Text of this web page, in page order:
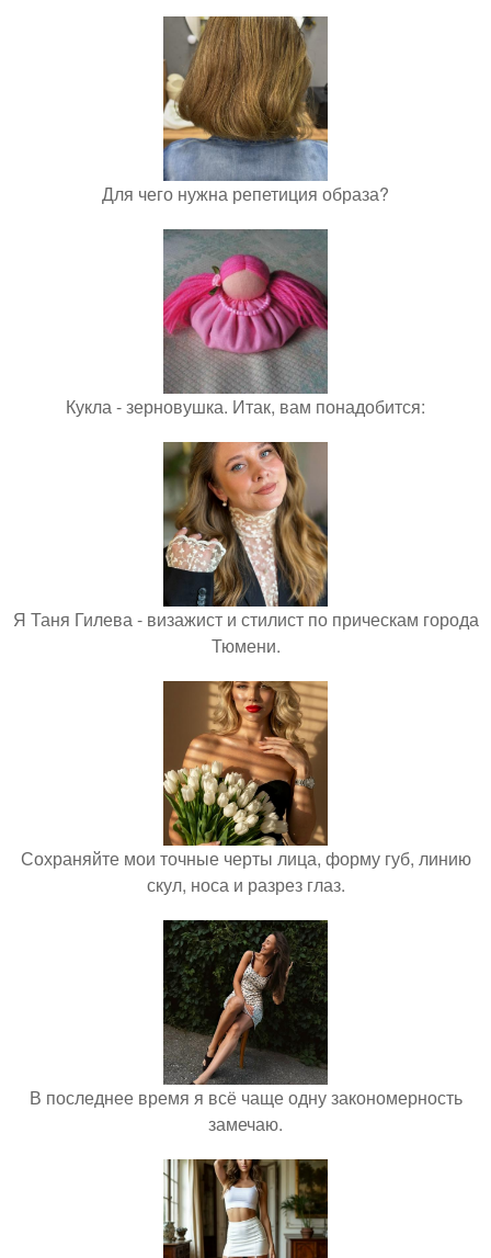
Для чего нужна репетиция образа?
Кукла - зерновушка. Итак, вам понадобится:
Я Таня Гилева - визажист и стилист по прическам города
Тюмени.
Сохраняйте мои точные черты лица, форму губ, линию
скул, носа и разрез глаз.
В последнее время я всё чаще одну закономерность
замечаю.